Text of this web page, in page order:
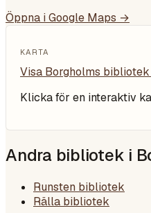
Öppna i Google Maps →
KARTA
Visa Borgholms bibliotek
Klicka för en interaktiv
Andra bibliotek i
Runsten bibliotek
Rälla bibliotek